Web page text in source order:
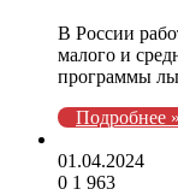
В России
малого и
программы
Подробнее »
01.04.2024
0 1 963